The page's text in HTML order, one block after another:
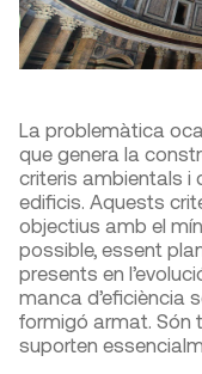
La problemàtica
que genera la
criteris ambientals i
edificis. Aquests
objectius amb el
possible, essent
presents en
manca d’eficiència
formigó armat. Són
suporten